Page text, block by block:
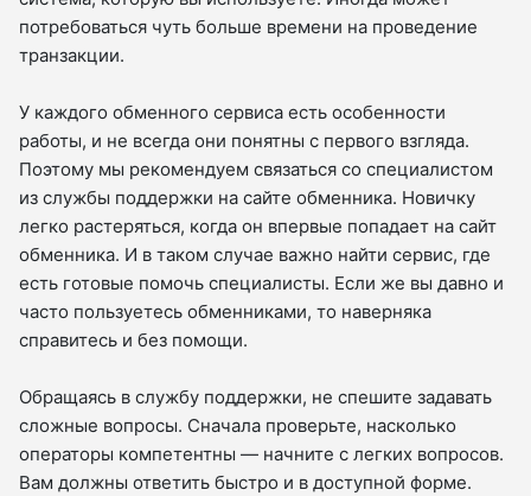
потребоваться чуть больше времени на проведение
транзакции.
У каждого обменного сервиса есть особенности
работы, и не всегда они понятны с первого взгляда.
Поэтому мы рекомендуем связаться со специалистом
из службы поддержки на сайте обменника. Новичку
легко растеряться, когда он впервые попадает на сайт
обменника. И в таком случае важно найти сервис, где
есть готовые помочь специалисты. Если же вы давно и
часто пользуетесь обменниками, то наверняка
справитесь и без помощи.
Обращаясь в службу поддержки, не спешите задавать
сложные вопросы. Сначала проверьте, насколько
операторы компетентны — начните с легких вопросов.
Вам должны ответить быстро и в доступной форме.